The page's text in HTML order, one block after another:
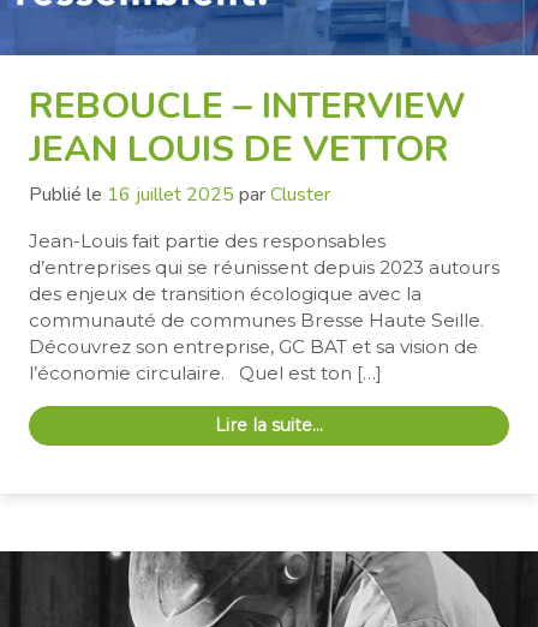
REBOUCLE – INTERVIEW
JEAN LOUIS DE VETTOR
Publié le 16 juillet 2025 parCluster
Jean-Louis fait partie des responsables
d’entreprises qui se réunissent depuis 2023 autours
des enjeux de transition écologique avec la
communauté de communes Bresse Haute Seille.
Découvrez son entreprise, GC BAT et sa vision de
l’économie circulaire. Quel est ton […]
Lire la suite…